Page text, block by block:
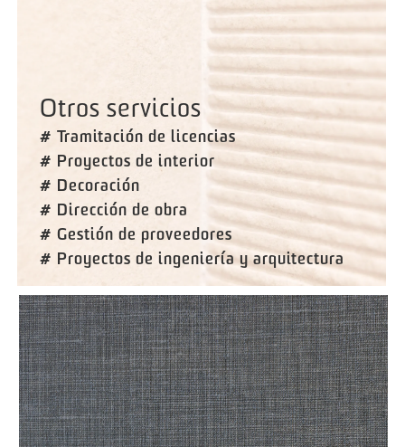
Otros servicios
# Tramitación de licencias
# Proyectos de interior
# Decoración
# Dirección de obra
# Gestión de proveedores
# Proyectos de ingeniería y arquitectura